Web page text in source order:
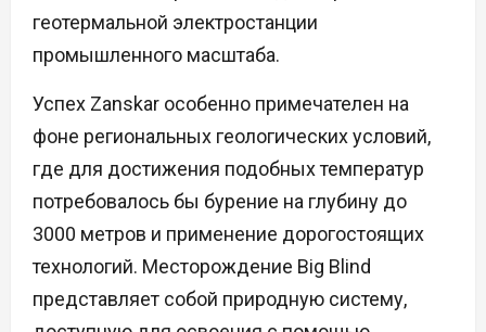
геотермальной электростанции
промышленного масштаба.
Успех Zanskar особенно примечателен на
фоне региональных геологических условий,
где для достижения подобных температур
потребовалось бы бурение на глубину до
3000 метров и применение дорогостоящих
технологий. Месторождение Big Blind
представляет собой природную систему,